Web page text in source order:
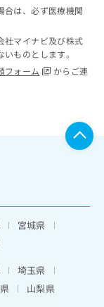
合は、必ず医療機関
社マイナビ及び株式
ものとします。
フォーム
からご連
宮城県
埼玉県
山梨県